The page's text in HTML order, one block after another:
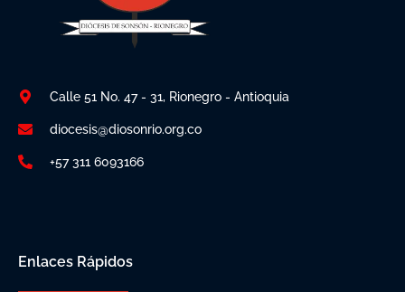
Calle 51 No. 47 - 31, Rionegro - Antioquia
diocesis@diosonrio.org.co
+57 311 6093166
Enlaces Rápidos